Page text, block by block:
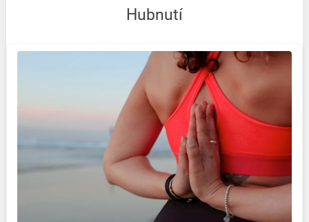
Hubnutí